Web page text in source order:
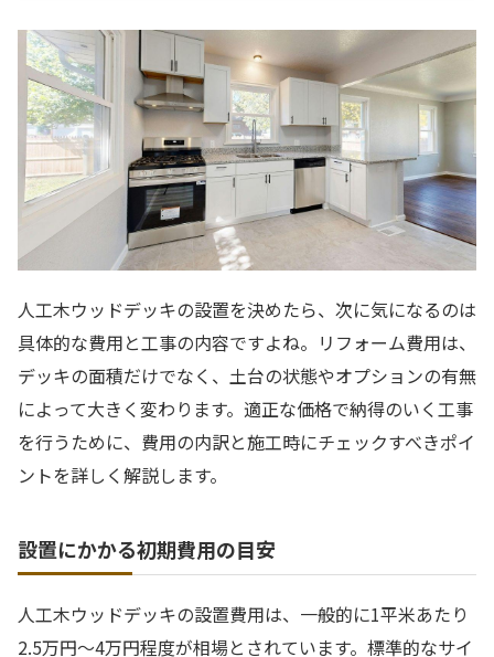
人工木ウッドデッキの設置を決めたら、次に気になるのは
具体的な費用と工事の内容ですよね。リフォーム費用は、
デッキの面積だけでなく、土台の状態やオプションの有無
によって大きく変わります。適正な価格で納得のいく工事
を行うために、費用の内訳と施工時にチェックすべきポイ
ントを詳しく解説します。
設置にかかる初期費用の目安
人工木ウッドデッキの設置費用は、一般的に1平米あたり
2.5万円〜4万円程度が相場とされています。標準的なサイ